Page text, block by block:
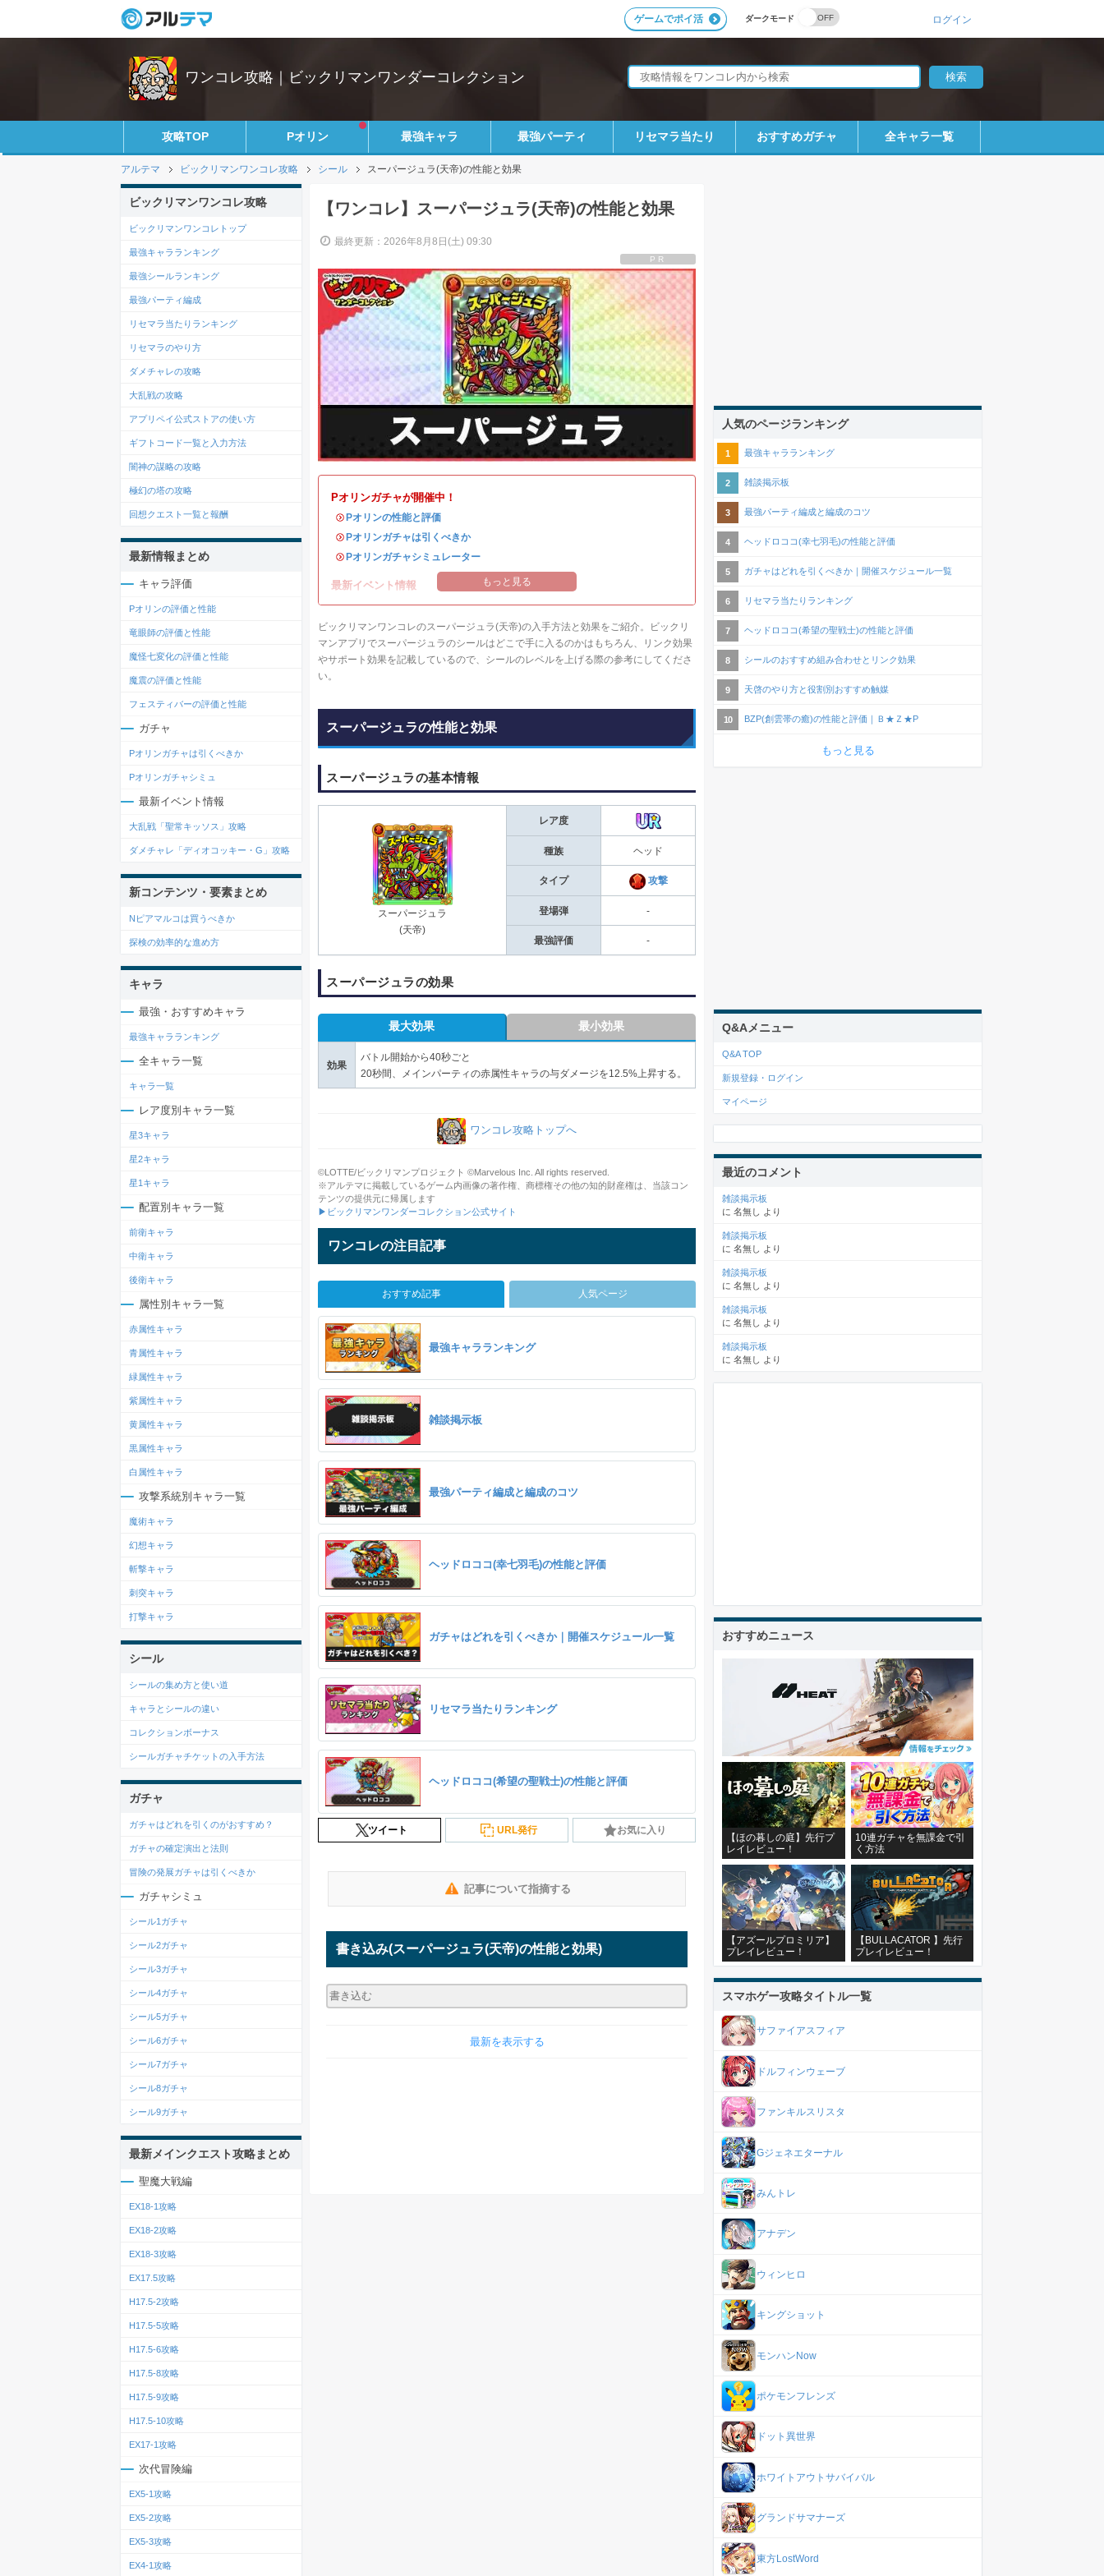
ダークモード
ゲームでポイ活 ログイン
ワンコレ攻略｜ビックリマンワンダーコレクション
攻略TOP Pオリン 最強キャラ 最強パーティ リセマラ当たり おすすめガチャ 全キャラ一覧
アルテマ ビックリマンワンコレ攻略 シール スーパージュラ(天帝)の性能と効果
【ワンコレ】スーパージュラ(天帝)の性能と効果
最終更新：2026年8月8日(土) 09:30
PR
Pオリンガチャが開催中！
・Pオリンの性能と評価
・Pオリンガチャは引くべきか
・Pオリンガチャシミュレーター
最新イベント情報 もっと見る
ビックリマンワンコレのスーパージュラ(天帝)の入手方法と効果をご紹介。ビックリ
マンアプリでスーパージュラのシールはどこで手に入るのかはもちろん、リンク効果
やサポート効果を記載しているので、シールのレベルを上げる際の参考にしてくださ
い。
スーパージュラの性能と効果
スーパージュラの基本情報
スーパージュラ
(天帝)
レア度
種族 ヘッド
タイプ 攻撃
登場弾 -
最強評価 -
スーパージュラの効果
最大効果 最小効果
効果
バトル開始から40秒ごと
20秒間、メインパーティの赤属性キャラの与ダメージを12.5%上昇する。
ワンコレ攻略トップへ
©LOTTE/ビックリマンプロジェクト ©Marvelous Inc. All rights reserved.
※アルテマに掲載しているゲーム内画像の著作権、商標権その他の知的財産権は、当該コン
テンツの提供元に帰属します
▶ビックリマンワンダーコレクション公式サイト
ワンコレの注目記事
おすすめ記事 人気ページ
最強キャラランキング
雑談掲示板
最強パーティ編成と編成のコツ
ヘッドロココ(幸七羽毛)の性能と評価
ガチャはどれを引くべきか｜開催スケジュール一覧
リセマラ当たりランキング
ヘッドロココ(希望の聖戦士)の性能と評価
ツイート URL発行 お気に入り
記事について指摘する
書き込み(スーパージュラ(天帝)の性能と効果)
最新を表示する
ビックリマンワンコレ攻略
ビックリマンワンコレトップ
最強キャラランキング
最強シールランキング
最強パーティ編成
リセマラ当たりランキング
リセマラのやり方
ダメチャレの攻略
大乱戦の攻略
アプリペイ公式ストアの使い方
ギフトコード一覧と入力方法
闇神の謀略の攻略
極幻の塔の攻略
回想クエスト一覧と報酬
最新情報まとめ
キャラ評価
Pオリンの評価と性能
竜眼師の評価と性能
魔怪七変化の評価と性能
魔震の評価と性能
フェスティバーの評価と性能
ガチャ
Pオリンガチャは引くべきか
Pオリンガチャシミュ
最新イベント情報
大乱戦「聖常キッソス」攻略
ダメチャレ「ディオコッキー・G」攻略
新コンテンツ・要素まとめ
Nピアマルコは買うべきか
探検の効率的な進め方
キャラ
最強・おすすめキャラ
最強キャラランキング
全キャラ一覧
キャラ一覧
レア度別キャラ一覧
星3キャラ
星2キャラ
星1キャラ
配置別キャラ一覧
前衛キャラ
中衛キャラ
後衛キャラ
属性別キャラ一覧
赤属性キャラ
青属性キャラ
緑属性キャラ
紫属性キャラ
黄属性キャラ
黒属性キャラ
白属性キャラ
攻撃系統別キャラ一覧
魔術キャラ
幻想キャラ
斬撃キャラ
刺突キャラ
打撃キャラ
シール
シールの集め方と使い道
キャラとシールの違い
コレクションボーナス
シールガチャチケットの入手方法
ガチャ
ガチャはどれを引くのがおすすめ？
ガチャの確定演出と法則
冒険の発展ガチャは引くべきか
ガチャシミュ
シール1ガチャ
シール2ガチャ
シール3ガチャ
シール4ガチャ
シール5ガチャ
シール6ガチャ
シール7ガチャ
シール8ガチャ
シール9ガチャ
最新メインクエスト攻略まとめ
聖魔大戦編
EX18-1攻略
EX18-2攻略
EX18-3攻略
EX17.5攻略
H17.5-2攻略
H17.5-5攻略
H17.5-6攻略
H17.5-8攻略
H17.5-9攻略
H17.5-10攻略
EX17-1攻略
次代冒険編
EX5-1攻略
EX5-2攻略
EX5-3攻略
EX4-1攻略
人気のページランキング
最強キャラランキング
雑談掲示板
最強パーティ編成と編成のコツ
ヘッドロココ(幸七羽毛)の性能と評価
ガチャはどれを引くべきか｜開催スケジュール一覧
リセマラ当たりランキング
ヘッドロココ(希望の聖戦士)の性能と評価
シールのおすすめ組み合わせとリンク効果
天啓のやり方と役割別おすすめ触媒
BZP(創雲帯の癒)の性能と評価｜Ｂ★Ｚ★P
もっと見る
Q&Aメニュー
Q&A TOP
新規登録・ログイン
マイページ
最近のコメント
雑談掲示板
に 名無し より
雑談掲示板
に 名無し より
雑談掲示板
に 名無し より
雑談掲示板
に 名無し より
雑談掲示板
に 名無し より
おすすめニュース
【ほの暮しの庭】先行プ
レイレビュー！
10連ガチャを無課金で引
く方法
【アズールプロミリア】
プレイレビュー！
【BULLACATOR 】先行
プレイレビュー！
スマホゲー攻略タイトル一覧
サファイアスフィア
ドルフィンウェーブ
ファンキルスリスタ
Gジェネエターナル
みんトレ
アナデン
ウィンヒロ
キングショット
モンハンNow
ポケモンフレンズ
ドット異世界
ホワイトアウトサバイバル
グランドサマナーズ
東方LostWord